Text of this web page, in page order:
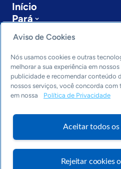
Início
Pará
Sobre a ASN
Últimas notícias
Entre em contato
Editorias
Economia & Política
Inovação & Tecnologia
Cultura empreendedora
Arquivo
Aviso de Cookies
Nós usamos cookies e outras
melhorar a sua experiência em
publicidade e recomendar conteúdo
nossos serviços, você concorda
em nossa
Política de Privacidade
Aceitar todos os
Rejeitar cookies